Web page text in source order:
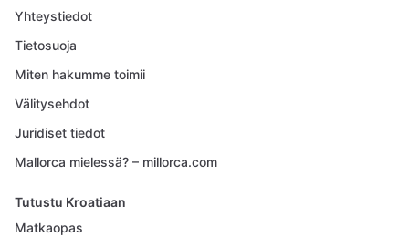
Yhteystiedot
Tietosuoja
Miten hakumme toimii
Välitysehdot
Juridiset tiedot
Mallorca mielessä? – millorca.com
Tutustu Kroatiaan
Matkaopas